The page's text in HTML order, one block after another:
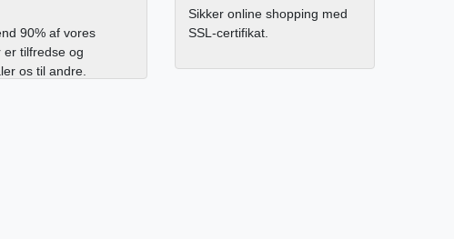
90% af vores
er tilfredse og
os til andre.
Sikker online shopping med
SSL-certifikat.